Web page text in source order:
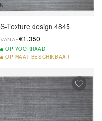
S-Texture design 4845
VANAF€1.350
OP VOORRAAD
OP MAAT BESCHIKBAAR